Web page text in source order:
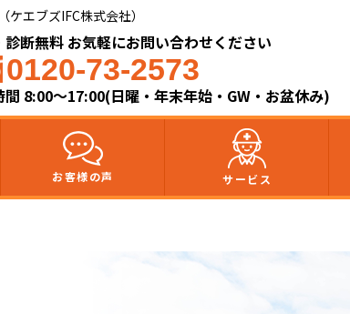
エブズIFC株式会社）​
診断無料 お気軽にお問い合わせください
0120-73-2573
間 8:00～17:00(日曜・年末年始・GW・お盆休み)
お客様の声 サービス